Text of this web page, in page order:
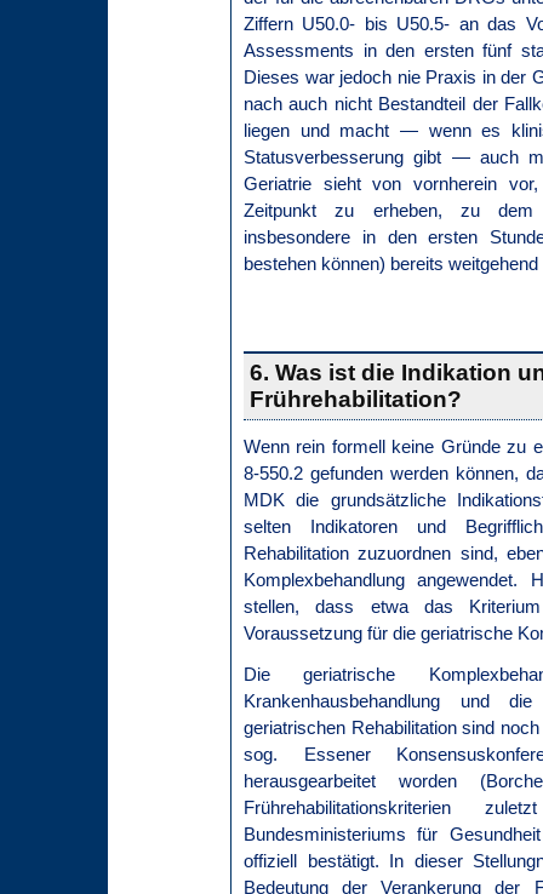
Ziffern U50.0- bis U50.5- an das
Assessments in den ersten fünf
Dieses war jedoch nie Praxis in der
nach auch nicht Bestandteil der
liegen und macht — wenn es
Statusverbesserung gibt — auch
Geriatrie sieht von vornherein
Zeitpunkt zu erheben, zu dem
insbesondere in den ersten
bestehen können) bereits
6. Was ist die Indikation
Frührehabilitation?
Wenn rein formell keine Gründe zu
8-550.2 gefunden werden können,
MDK die grundsätzliche
selten Indikatoren und
Rehabilitation zuzuordnen sind,
Komplexbehandlung
stellen, dass etwa das
Voraussetzung für die geriatrische
Die geriatrische
Krankenhausbehandlung und
geriatrischen Rehabilitation sind
sog. Essener
herausgearbeitet worden
Frührehabilitationskriterien
Bundesministeriums für
offiziell bestätigt. In dieser
Bedeutung der Verankerung der